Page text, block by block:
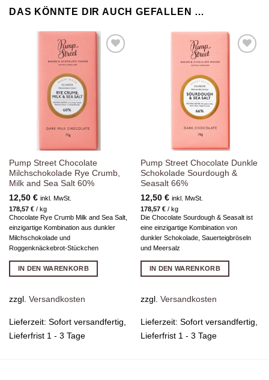
DAS KÖNNTE DIR AUCH GEFALLEN …
Pump Street Chocolate
Milchschokolade Rye Crumb,
Milk and Sea Salt 60%
12,50 € inkl. MwSt.
178,57 €/ kg
Chocolate Rye Crumb Milk and Sea Salt,
einzigartige Kombination aus dunkler
Milchschokolade und
Roggenknäckebrot-Stückchen
IN DEN WARENKORB
zzgl. Versandkosten
Lieferzeit: Sofort versandfertig,
Lieferfrist 1 - 3 Tage
Pump Street Chocolate Dunkle
Schokolade Sourdough &
Seasalt 66%
12,50 € inkl. MwSt.
178,57 €/ kg
Die Chocolate Sourdough & Seasalt ist
eine einzigartige Kombination von
dunkler Schokolade, Sauerteigbröseln
und Meersalz
IN DEN WARENKORB
zzgl. Versandkosten
Lieferzeit: Sofort versandfertig,
Lieferfrist 1 - 3 Tage